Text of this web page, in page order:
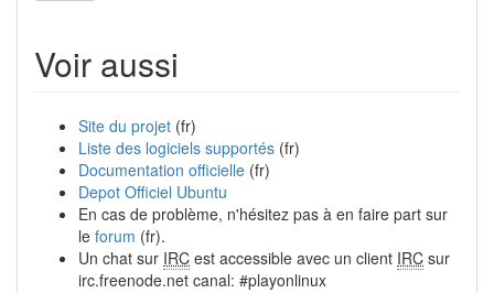
Voir aussi
Site du projet (fr)
Liste des logiciels supportés (fr)
Documentation officielle (fr)
Depot Officiel Ubuntu
En cas de problème, n'hésitez pas à en faire part sur
le forum (fr).
Un chat sur IRC est accessible avec un client IRC sur
irc.freenode.net canal: #playonlinux